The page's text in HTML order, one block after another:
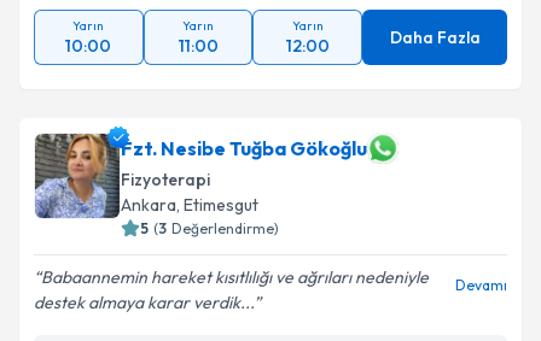
Yarın
10:00
Yarın
11:00
Yarın
12:00 Daha Fazla
Fzt. Nesibe Tuğba Gökoğlu
Fizyoterapi
Ankara, Etimesgut
5 (3 Değerlendirme)
Babaannemin hareket kısıtlılığı ve ağrıları nedeniyle
destek almaya karar verdik...
Devamı